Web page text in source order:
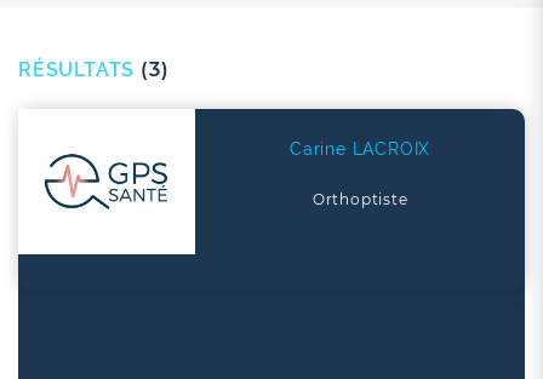
RÉSULTATS (3)
Carine LACROIX
Orthoptiste